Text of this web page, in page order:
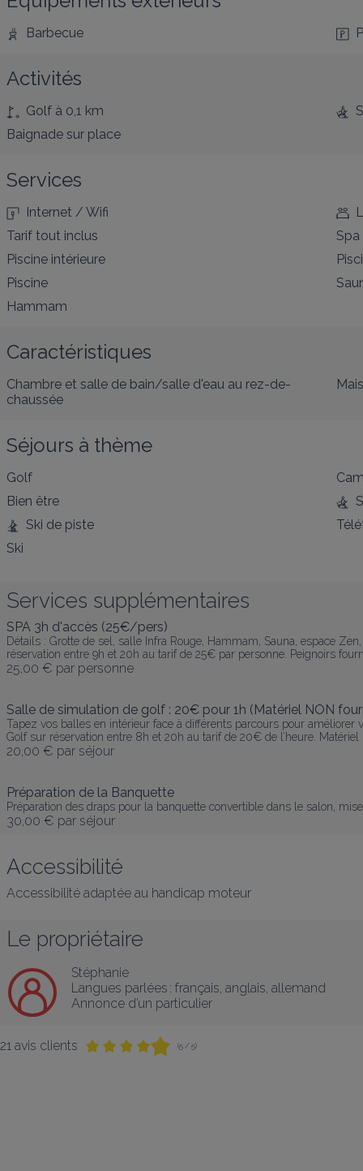
Barbecue
Activités
Golf à 0,1 km
Baignade sur place
Services
Internet / Wifi
Tarif tout inclus
Spa
Piscine intérieure
Piscine
Hammam
Caractéristiques
Chambre et salle de bain/salle d'eau au rez-de-
chaussée
Séjours à thème
Golf
Bien être
Ski de piste
Ski
Services supplémentaires
SPA 3h d'accès (25€/pers)
Détails : Grotte de sel, salle Infra Rouge, Hammam, Sauna, espace
réservation entre 9h et 20h au tarif de 25€ par personne. Peignoirs
25,00 € par personne
Salle de simulation de golf : 20€ pour 1h (Matériel NON
Tapez vos balles en intérieur face à différents parcours pour
Golf sur réservation entre 8h et 20h au tarif de 20€ de l’heure.
20,00 € par séjour
Préparation de la Banquette
Préparation des draps pour la banquette convertible dans le salon,
30,00 € par séjour
Accessibilité
Accessibilité adaptée au handicap moteur
Le propriétaire
Stéphanie
Langues parlées : français, anglais, allemand
Annonce d’un particulier
21 avis clients (5 / 5)